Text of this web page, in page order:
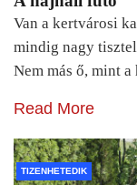
Van a kertvárosi
mindig nagy
Nem más ő, mint
Read More
TIZENHETEDIK